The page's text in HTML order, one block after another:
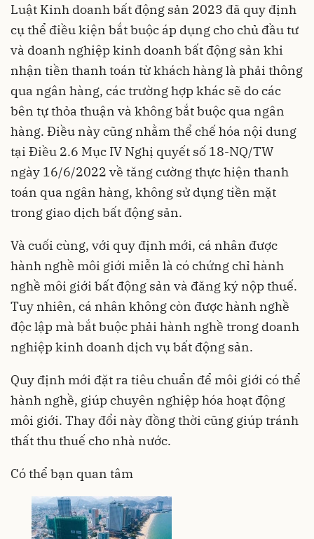
Luật Kinh doanh bất động sản 2023 đã quy định
cụ thể điều kiện bắt buộc áp dụng cho chủ đầu tư
và doanh nghiệp kinh doanh bất động sản khi
nhận tiền thanh toán từ khách hàng là phải thông
qua ngân hàng, các trường hợp khác sẽ do các
bên tự thỏa thuận và không bắt buộc qua ngân
hàng. Điều này cũng nhằm thể chế hóa nội dung
tại Điều 2.6 Mục IV Nghị quyết số 18-NQ/TW
ngày 16/6/2022 về tăng cường thực hiện thanh
toán qua ngân hàng, không sử dụng tiền mặt
trong giao dịch bất động sản.
Và cuối cùng, với quy định mới, cá nhân được
hành nghề môi giới miễn là có chứng chỉ hành
nghề môi giới bất động sản và đăng ký nộp thuế.
Tuy nhiên, cá nhân không còn được hành nghề
độc lập mà bắt buộc phải hành nghề trong doanh
nghiệp kinh doanh dịch vụ bất động sản.
Quy định mới đặt ra tiêu chuẩn để môi giới có thể
hành nghề, giúp chuyên nghiệp hóa hoạt động
môi giới. Thay đổi này đồng thời cũng giúp tránh
thất thu thuế cho nhà nước.
Có thể bạn quan tâm